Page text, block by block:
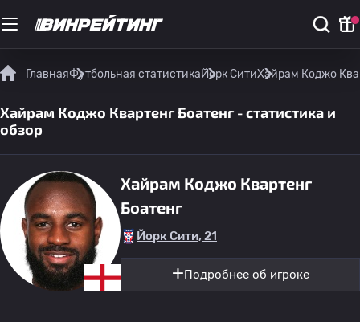
ГлавнаяФутбольная статистикаЙорк СитиХайрам Коджо
Хайрам Коджо Квартенг Боатенг - статистика и
обзор
Хайрам Коджо Квартенг
Боатенг
Йорк Сити, 21
Подробнее об игроке